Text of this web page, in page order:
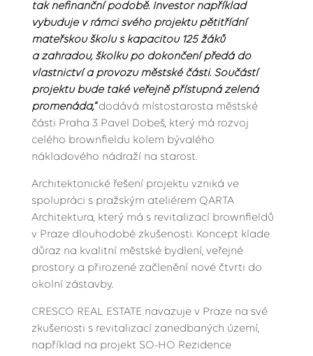
tak nefinanční podobě. Investor například
vybuduje v rámci svého projektu pětitřídní
mateřskou školu s kapacitou 125 žáků
a zahradou, školku po dokončení předá do
vlastnictví a provozu městské části. Součástí
projektu bude také veřejně přístupná zelená
promenáda,“ dodává místostarosta městské
části Praha 3 Pavel Dobeš, který má rozvoj
celého brownfieldu kolem bývalého
nákladového nádraží na starost.
Architektonické řešení projektu vzniká ve
spolupráci s pražským ateliérem QARTA
Architektura, který má s revitalizací brownfieldů
v Praze dlouhodobé zkušenosti. Koncept klade
důraz na kvalitní městské bydlení, veřejné
prostory a přirozené začlenění nové čtvrti do
okolní zástavby.
CRESCO REAL ESTATE navazuje v Praze na své
zkušenosti s revitalizací zanedbaných území,
například na projekt SO-HO Rezidence